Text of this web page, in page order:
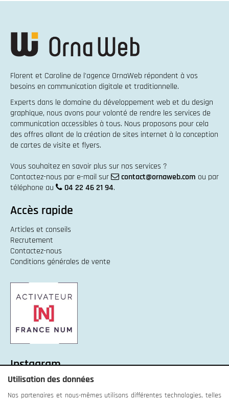
Florent et Caroline de l'agence OrnaWeb répondent à vos
besoins en communication digitale et traditionnelle.
Experts dans le domaine du développement web et du design
graphique, nous avons pour volonté de rendre les services de
communication accessibles à tous. Nous proposons pour cela
des offres allant de la création de sites internet à la conception
de cartes de visite et flyers.
Vous souhaitez en savoir plus sur nos services ?
Contactez-nous par e-mail sur
contact@ornaweb.com ou par
téléphone au
04 22 46 21 94.
Accès rapide
Articles et conseils
Recrutement
Contactez-nous
Conditions générales de vente
Instagram
Utilisation des données
Nos partenaires et nous-mêmes utilisons différentes technologies, telles